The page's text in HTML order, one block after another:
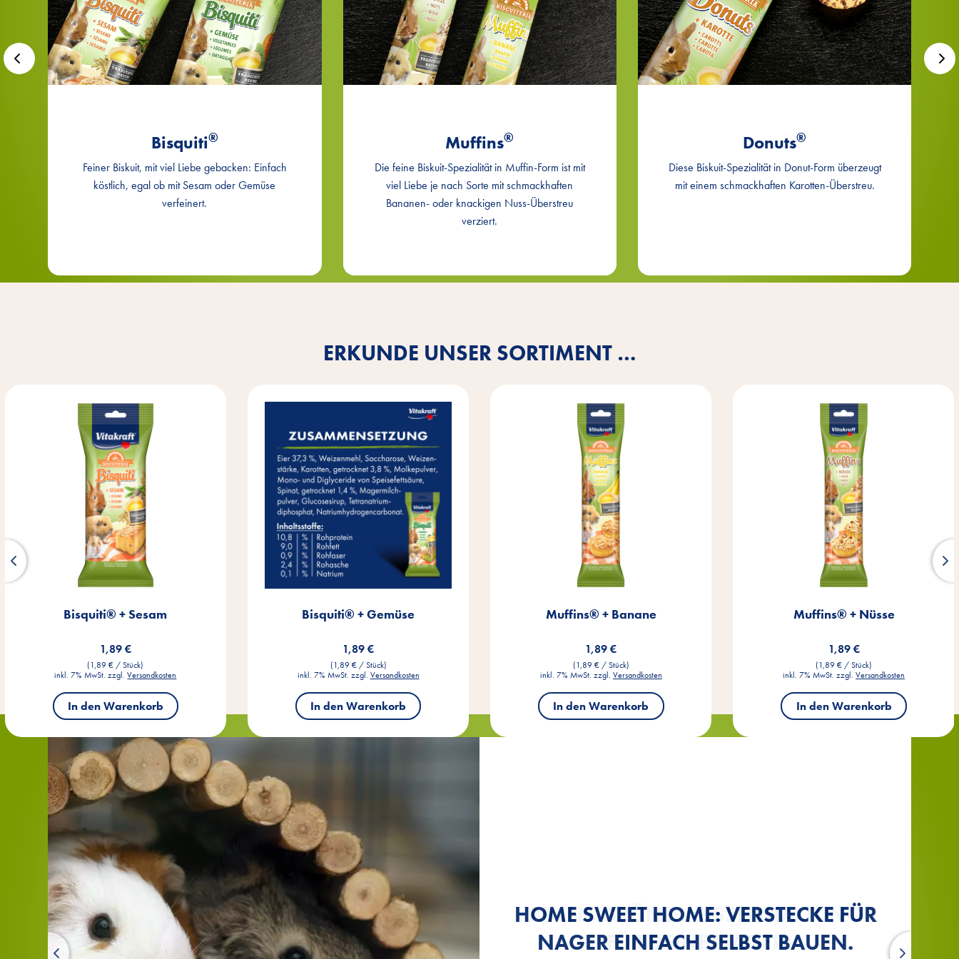
Bisquiti®
Feiner Biskuit, mit viel Liebe gebacken: Einfach
köstlich, egal ob mit Sesam oder Gemüse
verfeinert.
Muffins®
Die feine Biskuit-Spezialität in Muffin-Form ist mit
viel Liebe je nach Sorte mit schmackhaften
Bananen- oder knackigen Nuss-Überstreu
verziert.
Donuts®
Diese Biskuit-Spezialität in Donut-Form überzeugt
mit einem schmackhaften Karotten-Überstreu.
ERKUNDE UNSER SORTIMENT …
Bisquiti® + Sesam
1,89 €
(1,89 € / Stück)
inkl. 7% MwSt. zzgl.Versandkosten
In den Warenkorb
Bisquiti® + Gemüse
1,89 €
(1,89 € / Stück)
inkl. 7% MwSt. zzgl. Versandkosten
In den Warenkorb
Muffins® + Banane
1,89 €
(1,89 € / Stück)
inkl. 7% MwSt. zzgl. Versandkosten
In den Warenkorb
Muffins® + Nüsse
1,89 €
(1,89 € / Stück)
inkl. 7% MwSt. zzgl.Versandkosten
In den Warenkorb
MEERSCHWEINCHEN ZIEHEN EIN –
SO HÄLTST DU SIE ARTGERECHT.
AB INS GRÜNE: AUSSENHALTUNG F
ÜR DEINE NAGER
HOME SWEET HOME: VERSTECKE FÜR
NAGER EINFACH SELBST BAUEN.
MEERSCHWEINCHEN ZIEHEN EIN –
SO HÄLTST DU SIE ARTGERECHT.
AB INS GRÜNE: AUSSENHALTUNG F
ÜR DEINE NAGER